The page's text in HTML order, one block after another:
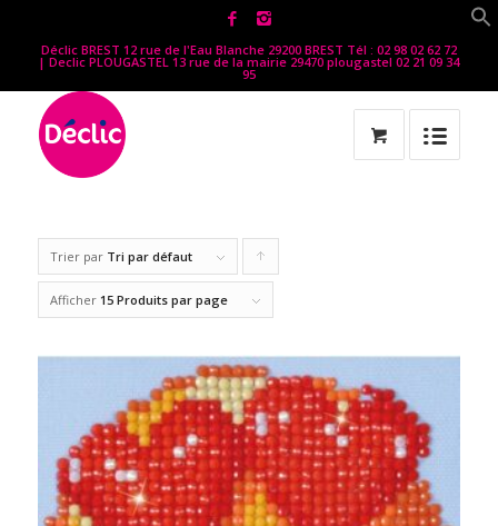
Déclic BREST 12 rue de l'Eau Blanche 29200 BREST Tél : 02 98 02 62 72
| Declic PLOUGASTEL 13 rue de la mairie 29470 plougastel 02 21 09 34
95
Trier par Tri par défaut
les
produits
en
ordre
ascendant
Afficher 15 Produits par page